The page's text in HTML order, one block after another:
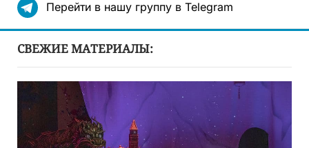
Перейти в нашу группу в Telegram
СВЕЖИЕ МАТЕРИАЛЫ: